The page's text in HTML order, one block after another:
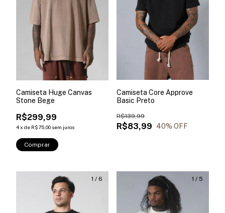
Camiseta Huge Canvas
Stone Bege
R$299,99
4x de R$75,00 sem juros
Comprar
Camiseta Core Approve
Basic Preto
R$83,99
R$139,99
40% OFF
1 / 6 1 / 5